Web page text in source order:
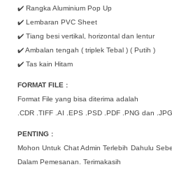
✔️ Rangka Aluminium Pop Up
✔️ Lembaran PVC Sheet
✔️ Tiang besi vertikal, horizontal dan lentur
✔️ Ambalan tengah ( triplek Tebal ) ( Putih )
✔️ Tas kain Hitam
FORMAT FILE :
Format File yang bisa diterima adalah
.CDR .TIFF .AI .EPS .PSD .PDF .PNG dan
PENTING :
Mohon Untuk Chat Admin Terlebih Dahulu
Dalam Pemesanan. Terimakasih